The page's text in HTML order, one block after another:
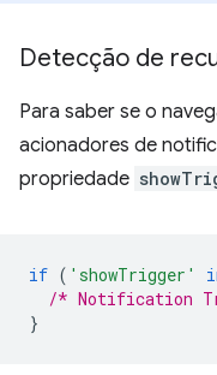
Detecção de
Para saber se o
acionadores de
propriedade
if ( 'showTrigger'
/* Notification
}